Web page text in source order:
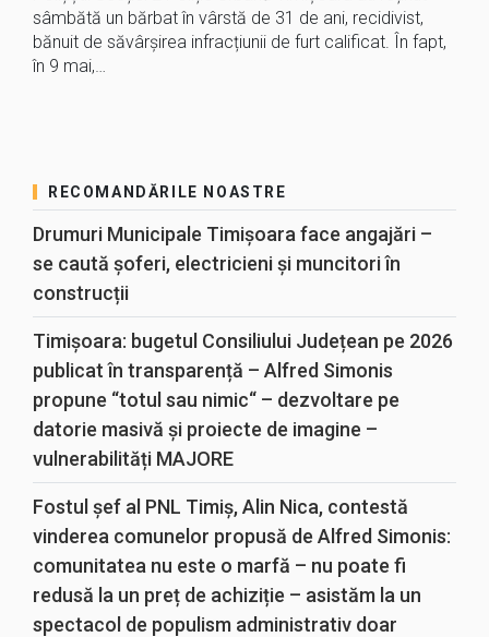
sâmbătă un bărbat în vârstă de 31 de ani, recidivist,
bănuit de săvârșirea infracțiunii de furt calificat. În fapt,
în 9 mai,…
RECOMANDĂRILE NOASTRE
Drumuri Municipale Timișoara face angajări –
se caută șoferi, electricieni și muncitori în
construcții
Timișoara: bugetul Consiliului Județean pe 2026
publicat în transparență – Alfred Simonis
propune “totul sau nimic“ – dezvoltare pe
datorie masivă și proiecte de imagine –
vulnerabilități MAJORE
Fostul șef al PNL Timiș, Alin Nica, contestă
vinderea comunelor propusă de Alfred Simonis:
comunitatea nu este o marfă – nu poate fi
redusă la un preț de achiziție – asistăm la un
spectacol de populism administrativ doar